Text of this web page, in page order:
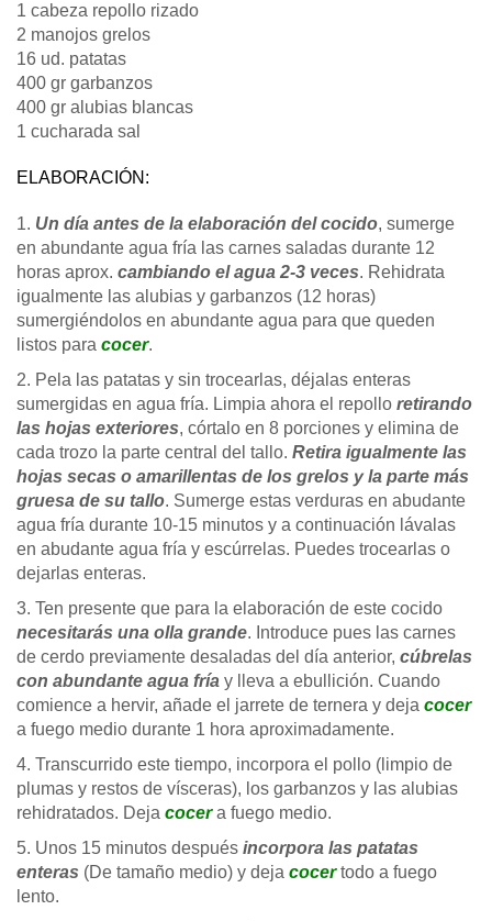
1 cabeza repollo rizado
2 manojos grelos
16 ud. patatas
400 gr garbanzos
400 gr alubias blancas
1 cucharada sal
ELABORACIÓN:
1. Un día antes de la elaboración del cocido, sumerge
en abundante agua fría las carnes saladas durante 12
horas aprox. cambiando el agua 2-3 veces. Rehidrata
igualmente las alubias y garbanzos (12 horas)
sumergiéndolos en abundante agua para que queden
listos para cocer.
2. Pela las patatas y sin trocearlas, déjalas enteras
sumergidas en agua fría. Limpia ahora el repollo retirando
las hojas exteriores, córtalo en 8 porciones y elimina de
cada trozo la parte central del tallo. Retira igualmente las
hojas secas o amarillentas de los grelos y la parte más
gruesa de su tallo. Sumerge estas verduras en abudante
agua fría durante 10-15 minutos y a continuación lávalas
en abudante agua fría y escúrrelas. Puedes trocearlas o
dejarlas enteras.
3. Ten presente que para la elaboración de este cocido
necesitarás una olla grande. Introduce pues las carnes
de cerdo previamente desaladas del día anterior, cúbrelas
con abundante agua fría y lleva a ebullición. Cuando
comience a hervir, añade el jarrete de ternera y deja cocer
a fuego medio durante 1 hora aproximadamente.
4. Transcurrido este tiempo, incorpora el pollo (limpio de
plumas y restos de vísceras), los garbanzos y las alubias
rehidratados. Deja cocera fuego medio.
5. Unos 15 minutos después incorpora las patatas
enteras (De tamaño medio) y deja cocertodo a fuego
lento.